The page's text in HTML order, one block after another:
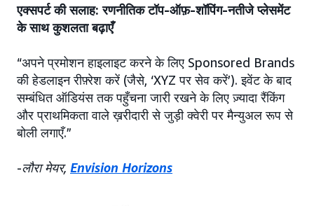
एक्सपर्ट की सलाह: रणनीतिक टॉप-ऑफ़-शॉपिंग-नतीजे प्लेसमेंट
के साथ कुशलता बढ़ाएँ
“अपने प्रमोशन हाइलाइट करने के लिए Sponsored Brands
की हेडलाइन रीफ़्रेश करें (जैसे, ‘XYZ पर सेव करें’). इवेंट के बाद
सम्बंधित ऑडियंस तक पहुँचना जारी रखने के लिए ज़्यादा रैंकिंग
और प्राथमिकता वाले ख़रीदारी से जुड़ी क्वेरी पर मैन्युअल रूप से
बोली लगाएँ.”
-लौरा मेयर, Envision Horizons